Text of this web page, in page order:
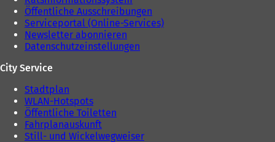
Öffentliche Ausschreibungen
Serviceportal (Online-Services)
Newsletter abonnieren
Datenschutzeinstellungen
City Service
Stadtplan
WLAN-Hotspots
Öffentliche Toiletten
Fahrplanauskunft
Still- und Wickelwegweiser